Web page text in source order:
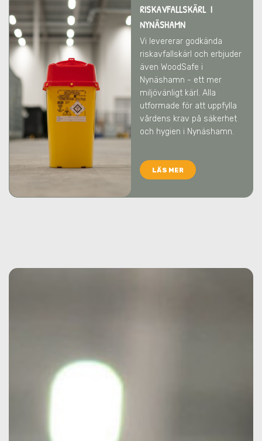
RISKAVFALLSKÄRL I
NYNÄSHAMN
Vi levererar godkända
riskavfallskärl och erbjuder
även WoodSafe i
Nynäshamn - ett mer
miljövänligt kärl. Alla
utformade för att uppfylla
vårdens krav på säkerhet
och hygien i Nynäshamn.
LÄS MER